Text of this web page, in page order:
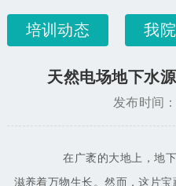
培训动态 我
天然电场地下水
发布时间
在广袤的大地上，地下
滋养着万物生长。然而，这片